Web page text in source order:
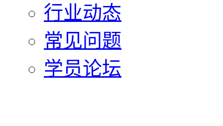
行业动态
常见问题
学员论坛